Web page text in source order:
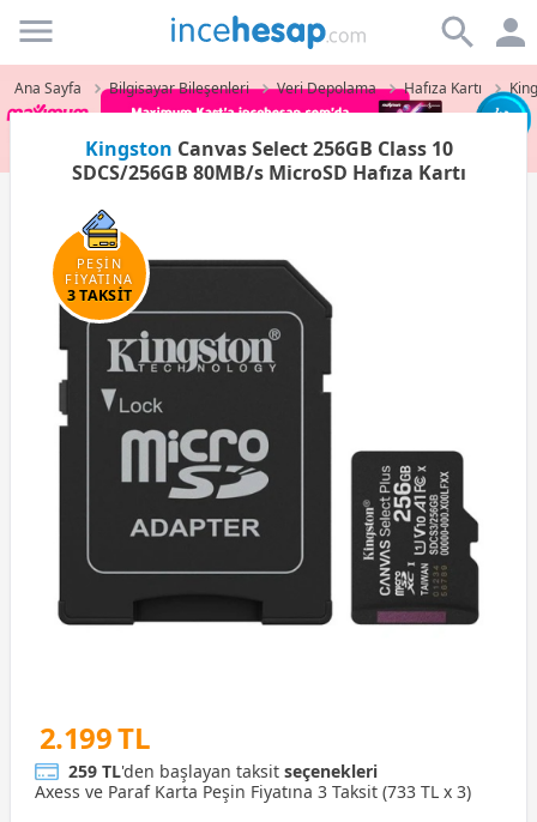
Incehesap
Ana Sayfa Bilgisayar Bileşenleri Veri Depolama Hafıza Kartı
Kingston Canvas Select 256GB Class 10
SDCS/256GB 80MB/s MicroSD Hafıza Kartı
PEŞİN
FİYATINA
3 TAKSİT
2.199 TL
259 TL'den başlayan taksit seçenekleri
Axess ve Paraf Karta Peşin Fiyatına 3 Taksit (733 TL x 3)